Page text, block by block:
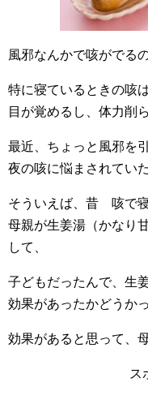
風邪なんかで咳がでる
特に寝ているときの咳は
目が覚めるし、体力削
最近、ちょっと風邪を
夜の咳に悩まされてい
そういえば、昔 咳で
母親が生姜湯（かなり
して、
子どもだったんで、生
効果があったかどうか
効果があると思って、
ス